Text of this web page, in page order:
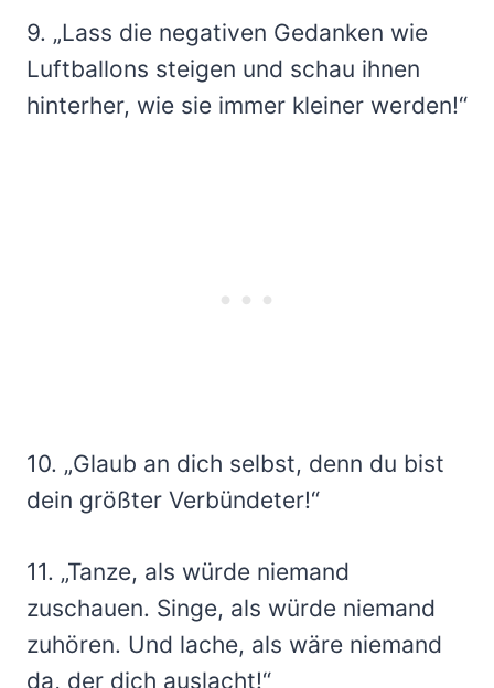
9. „Lass die negativen Gedanken wie
Luftballons steigen und schau ihnen
hinterher, wie sie immer kleiner werden!“
10. „Glaub an dich selbst, denn du bist
dein größter Verbündeter!“
11. „Tanze, als würde niemand
zuschauen. Singe, als würde niemand
zuhören. Und lache, als wäre niemand
da, der dich auslacht!“